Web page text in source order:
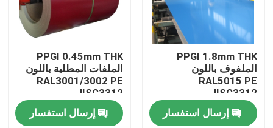
المنتجات
فيديوهات
حولنا
PPGI 1.8mm THK
الملفوف باللون
RAL5015 PE
JISG3312
إرسال استفسار
PPGI 0.45mm THK
الملفات المطلية باللون
RAL3001/3002 PE
JISG3312
إرسال استفسار